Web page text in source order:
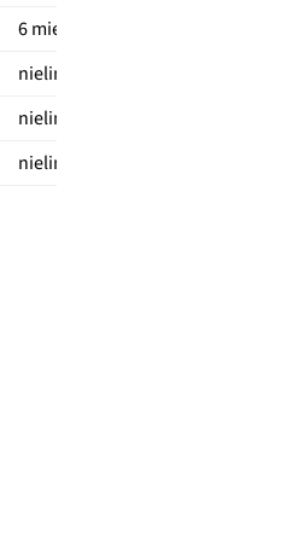
6 miesięcy
nielimitowane
nielimitowane
nielimitowane